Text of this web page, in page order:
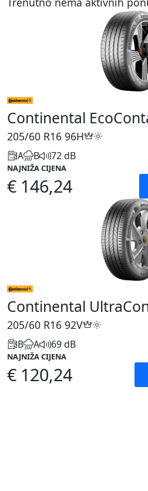
Continental
205/60 R16 96H
A B 72 dB
NAJNIŽA CIJENA
€ 146,24
Continental
205/60 R16 92V
B A 69 dB
NAJNIŽA CIJENA
€ 120,24